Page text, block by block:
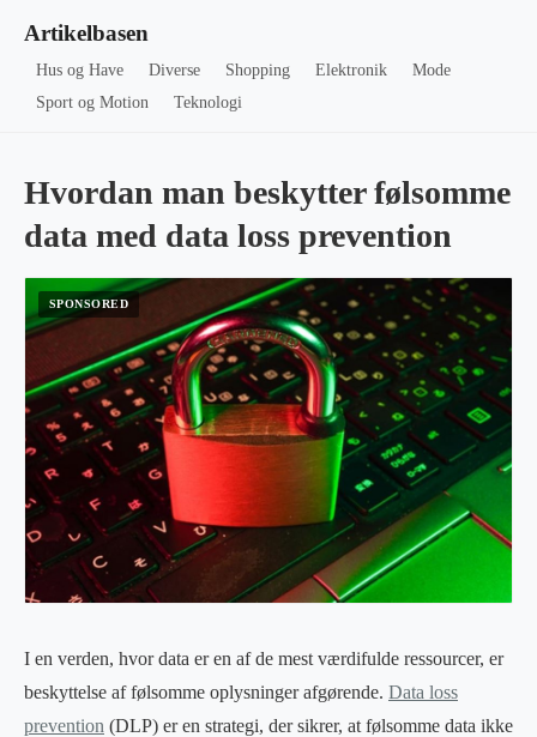
Artikelbasen
Hus og Have Diverse Shopping Elektronik
Mode
Sport og Motion
Teknologi
Hvordan man beskytter følsomme
data med data loss prevention
I en verden, hvor data er en af de mest værdifulde ressourcer, er
beskyttelse af følsomme oplysninger afgørende. Data loss
prevention (DLP) er en strategi, der sikrer, at følsomme data ikke